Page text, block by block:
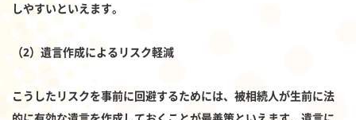
しやすいといえます。
（2）遺言作成によるリスク軽減
こうしたリスクを事前に回避するためには、被相続人が生前に法